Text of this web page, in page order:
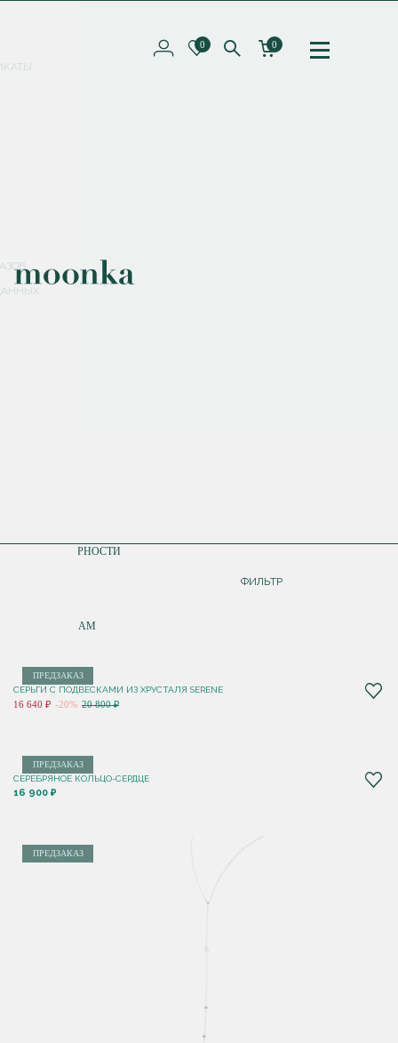
Соглашаюсь с
0 0
ПО ПОПУЛЯРНОСТИ
ПО НОВИНКАМ
ФИЛЬТР
ПРЕДЗАКАЗ
СЕРЬГИ С ПОДВЕСКАМИ ИЗ ХРУСТАЛЯ SERENE
16 640 ₽ -20% 20 800 ₽
ПРЕДЗАКАЗ
СЕРЕБРЯНОЕ КОЛЬЦО-СЕРДЦЕ
16 900 ₽
ПРЕДЗАКАЗ